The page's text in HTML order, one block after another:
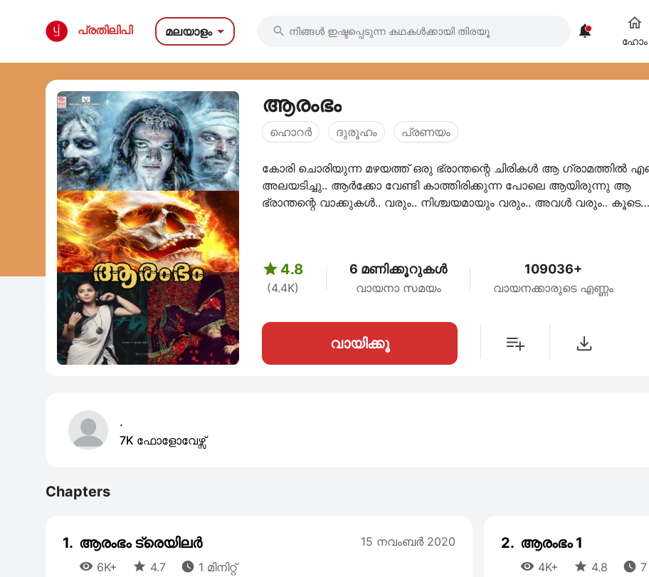
പ്രതിലിപി മലയാളം  
ഹോം
ആരംഭം
ഹൊറര്‍ ദുരൂഹം പ്രണയം
കോരി ചൊരിയുന്ന മഴയത്ത് ഒരു ഭ്രാന്തന്റെ ചിരികൾ ആ ഗ്രാമത്തിൽ
അലയടിച്ചു.. ആർക്കോ വേണ്ടി കാത്തിരിക്കുന്ന പോലെ ആയിരുന്നു ആ
ഭ്രാന്തന്റെ വാക്കുകൾ.. വരും.. നിശ്ചയമായും വരും.. അവൾ വരും.. കൂടെ
 4.8
(4.4K)
6 മണിക്കൂറുകൾ
വായനാ സമയം
109036+
വായനക്കാരുടെ എണ്ണം
വായിക്കൂ
.
7K ഫോളോവേഴ്സ്
Chapters
1. ആരംഭം ട്രെയിലർ
 6K+  4.7  1 മിനിറ്റ്
15 നവംബര്‍ 2020 2. ആരംഭം 1
 4K+  4.8 